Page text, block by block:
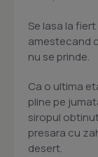
Se lasa la
amestecand
nu se prinde.
Ca o ultima
pline pe
siropul
presara cu
desert.